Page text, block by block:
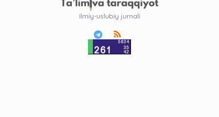
Ilmiy-uslubiy jurnali